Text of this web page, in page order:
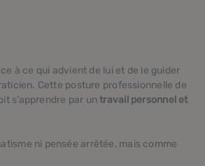
à ce qui advient de lui et de le guider
Cette posture professionnelle de
s’apprendre par untravail personnel et
ni pensée arrêtée, mais comme